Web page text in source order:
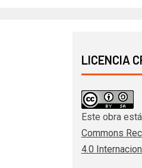
LICENCIA
Este obra
Commons
4.0